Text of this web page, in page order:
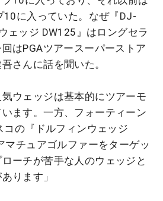
10に入っていた。なぜ『DJ-
ェッジ DW125』はロングセラ
はPGAツアースーパーストア
さんに話を聞いた。
気ウェッジは基本的にツアーモ
ます。一方、フォーティーン
の『ドルフィンウェッジ
マチュアゴルファーをターゲッ
ーチが苦手な人のウェッジと
ります」